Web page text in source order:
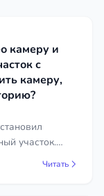
камеру и
с
камеру,
участок.
Читать